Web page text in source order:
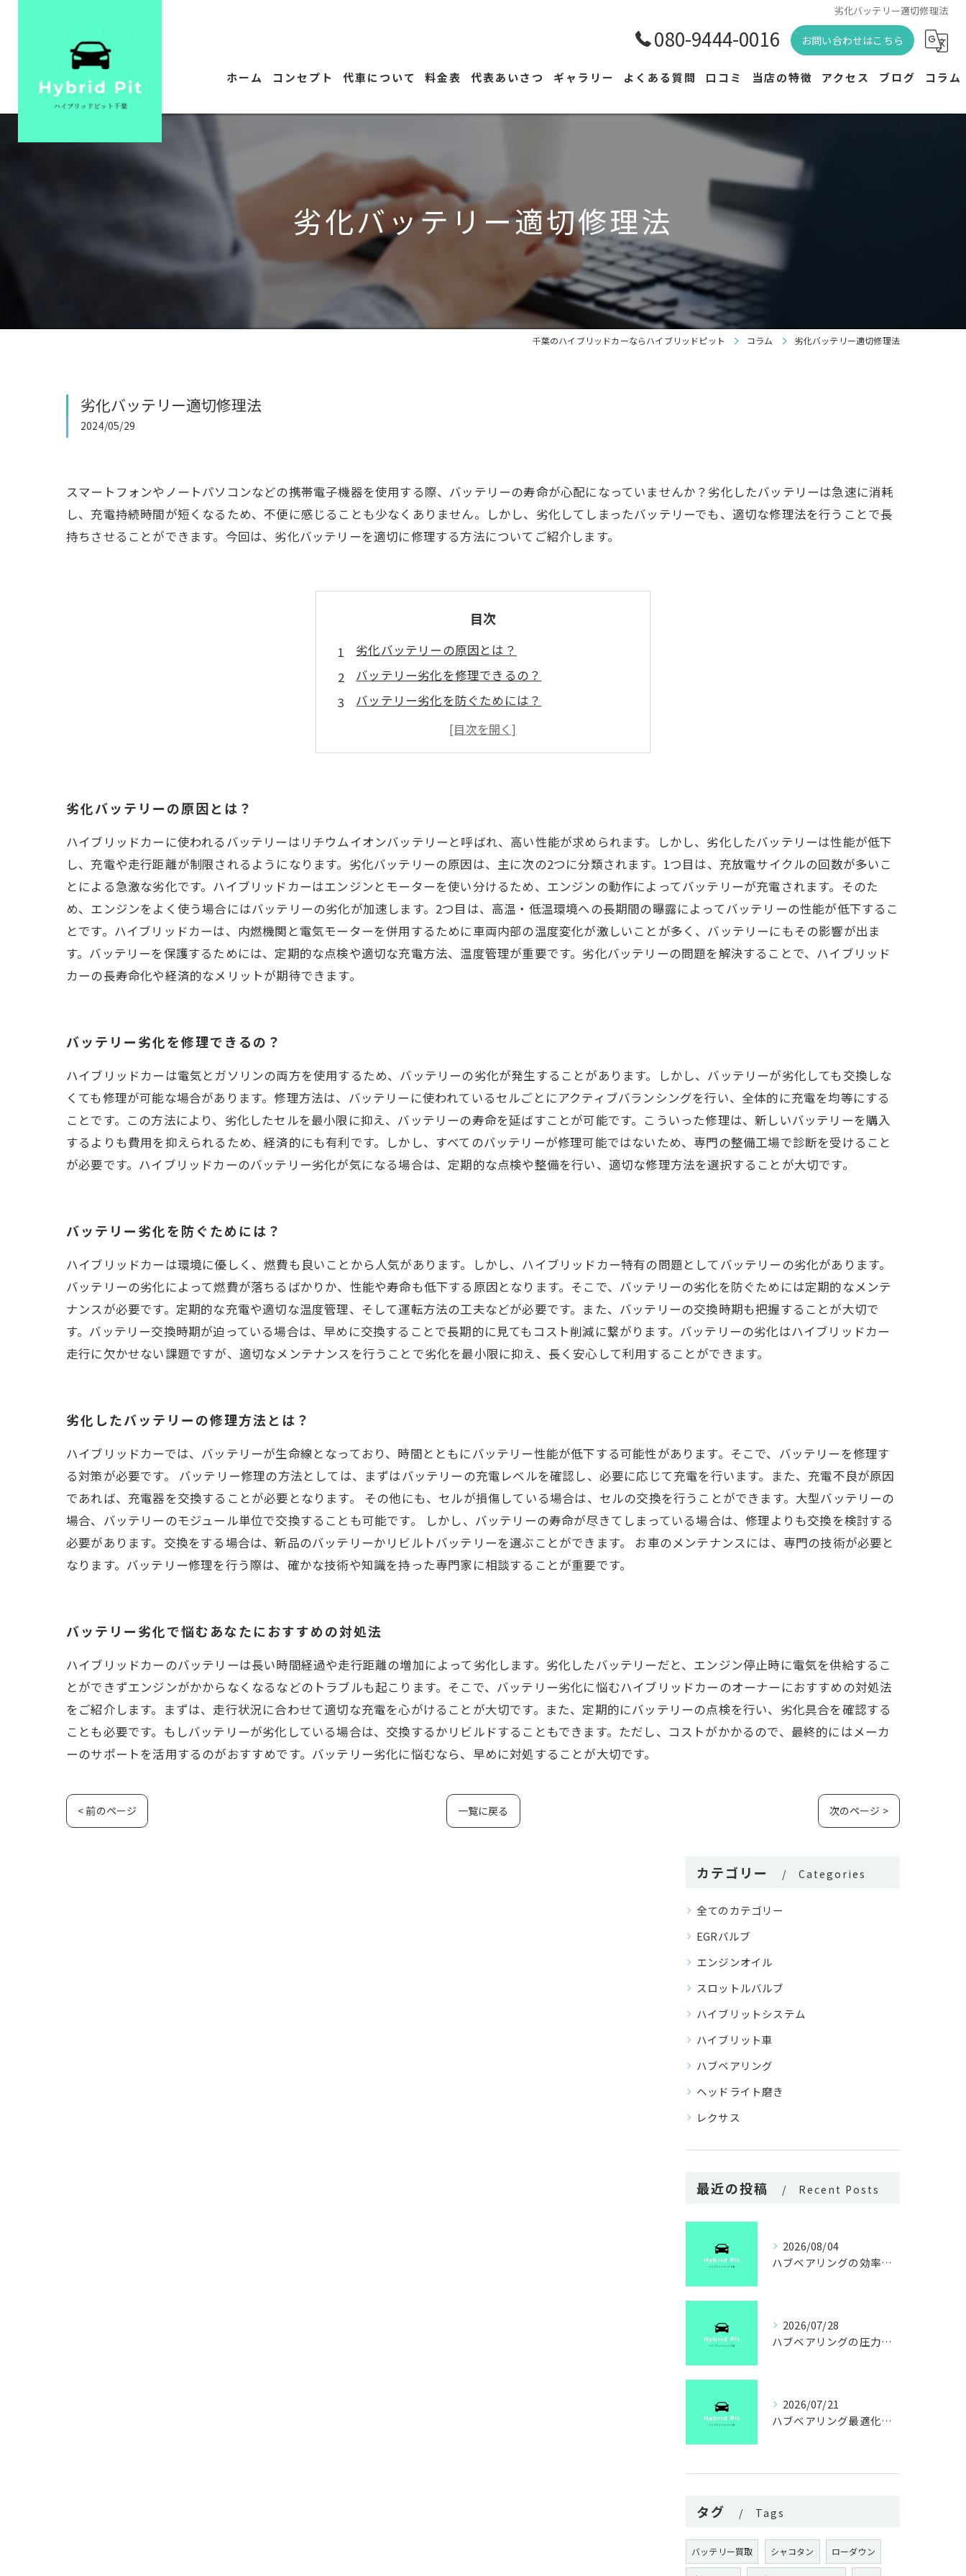
劣化バッテリー適切修理法
080-9444-0016 お問い合わせはこちら
ホーム コンセプト 代車について 料金表 代表あいさつ ギャラリー よくある質問 口コミ 当店の特徴
バッテリー交換
メンテナンス
修理
駆動用バッテリー交換
アクセス ブログ コラム
劣化バッテリー適切修理法
千葉のハイブリッドカーならハイブリッドピット コラム 劣化バッテリー適切修理法
劣化バッテリー適切修理法
2024/05/29
スマートフォンやノートパソコンなどの携帯電子機器を使用する際、バッテリーの寿命が心配になっていませんか？劣化したバッテリーは急速に消耗
し、充電持続時間が短くなるため、不便に感じることも少なくありません。しかし、劣化してしまったバッテリーでも、適切な修理法を行うことで長
持ちさせることができます。今回は、劣化バッテリーを適切に修理する方法についてご紹介します。
目次
劣化バッテリーの原因とは？
バッテリー劣化を修理できるの？
バッテリー劣化を防ぐためには？
劣化したバッテリーの修理方法とは？
バッテリー劣化で悩むあなたにおすすめの対処法
劣化バッテリーの原因とは？
ハイブリッドカーに使われるバッテリーはリチウムイオンバッテリーと呼ばれ、高い性能が求められます。しかし、劣化したバッテリーは性能が低下
し、充電や走行距離が制限されるようになります。劣化バッテリーの原因は、主に次の2つに分類されます。1つ目は、充放電サイクルの回数が多いこ
とによる急激な劣化です。ハイブリッドカーはエンジンとモーターを使い分けるため、エンジンの動作によってバッテリーが充電されます。そのた
め、エンジンをよく使う場合にはバッテリーの劣化が加速します。2つ目は、高温・低温環境への長期間の曝露によってバッテリーの性能が低下するこ
とです。ハイブリッドカーは、内燃機関と電気モーターを併用するために車両内部の温度変化が激しいことが多く、バッテリーにもその影響が出ま
す。バッテリーを保護するためには、定期的な点検や適切な充電方法、温度管理が重要です。劣化バッテリーの問題を解決することで、ハイブリッド
カーの長寿命化や経済的なメリットが期待できます。
バッテリー劣化を修理できるの？
ハイブリッドカーは電気とガソリンの両方を使用するため、バッテリーの劣化が発生することがあります。しかし、バッテリーが劣化しても交換しな
くても修理が可能な場合があります。修理方法は、バッテリーに使われているセルごとにアクティブバランシングを行い、全体的に充電を均等にする
ことです。この方法により、劣化したセルを最小限に抑え、バッテリーの寿命を延ばすことが可能です。こういった修理は、新しいバッテリーを購入
するよりも費用を抑えられるため、経済的にも有利です。しかし、すべてのバッテリーが修理可能ではないため、専門の整備工場で診断を受けること
が必要です。ハイブリッドカーのバッテリー劣化が気になる場合は、定期的な点検や整備を行い、適切な修理方法を選択することが大切です。
バッテリー劣化を防ぐためには？
ハイブリッドカーは環境に優しく、燃費も良いことから人気があります。しかし、ハイブリッドカー特有の問題としてバッテリーの劣化があります。
バッテリーの劣化によって燃費が落ちるばかりか、性能や寿命も低下する原因となります。そこで、バッテリーの劣化を防ぐためには定期的なメンテ
ナンスが必要です。定期的な充電や適切な温度管理、そして運転方法の工夫などが必要です。また、バッテリーの交換時期も把握することが大切で
す。バッテリー交換時期が迫っている場合は、早めに交換することで長期的に見てもコスト削減に繋がります。バッテリーの劣化はハイブリッドカー
走行に欠かせない課題ですが、適切なメンテナンスを行うことで劣化を最小限に抑え、長く安心して利用することができます。
劣化したバッテリーの修理方法とは？
ハイブリッドカーでは、バッテリーが生命線となっており、時間とともにバッテリー性能が低下する可能性があります。そこで、バッテリーを修理す
る対策が必要です。 バッテリー修理の方法としては、まずはバッテリーの充電レベルを確認し、必要に応じて充電を行います。また、充電不良が原因
であれば、充電器を交換することが必要となります。 その他にも、セルが損傷している場合は、セルの交換を行うことができます。大型バッテリーの
場合、バッテリーのモジュール単位で交換することも可能です。 しかし、バッテリーの寿命が尽きてしまっている場合は、修理よりも交換を検討する
必要があります。交換をする場合は、新品のバッテリーかリビルトバッテリーを選ぶことができます。 お車のメンテナンスには、専門の技術が必要と
なります。バッテリー修理を行う際は、確かな技術や知識を持った専門家に相談することが重要です。
バッテリー劣化で悩むあなたにおすすめの対処法
ハイブリッドカーのバッテリーは長い時間経過や走行距離の増加によって劣化します。劣化したバッテリーだと、エンジン停止時に電気を供給するこ
とができずエンジンがかからなくなるなどのトラブルも起こります。そこで、バッテリー劣化に悩むハイブリッドカーのオーナーにおすすめの対処法
をご紹介します。まずは、走行状況に合わせて適切な充電を心がけることが大切です。また、定期的にバッテリーの点検を行い、劣化具合を確認する
ことも必要です。もしバッテリーが劣化している場合は、交換するかリビルドすることもできます。ただし、コストがかかるので、最終的にはメーカ
ーのサポートを活用するのがおすすめです。バッテリー劣化に悩むなら、早めに対処することが大切です。
< 前のページ 一覧に戻る 次のページ >
カテゴリー Categories
全てのカテゴリー
EGRバルブ
エンジンオイル
スロットルバルブ
ハイブリットシステム
ハイブリット車
ハブベアリング
ヘッドライト磨き
レクサス
最近の投稿 Recent Posts
2026/08/04
ハブベアリングの効率を走行距離や異音から診断し燃費改善へつなげる実践ガイド
2026/07/28
ハブベアリングの圧力特性と千葉県船橋市で交換費用を抑えるポイント
2026/07/21
ハブベアリング最適化で異音予防と交換時期を見極めるチェック方法
タグ Tags
バッテリー買取 シャコタン ローダウン